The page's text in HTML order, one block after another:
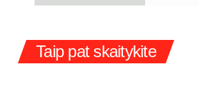
Taip pat skaitykite